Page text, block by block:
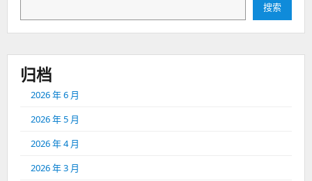
搜索
归档
2026 年 6 月
2026 年 5 月
2026 年 4 月
2026 年 3 月